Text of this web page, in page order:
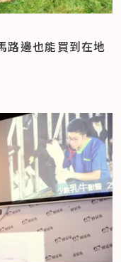
路邊也能買到在地